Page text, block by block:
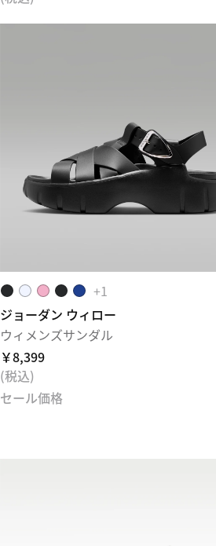
+1
ジョーダン ウィロー
ウィメンズサンダル
￥8,399
(税込)
セール価格